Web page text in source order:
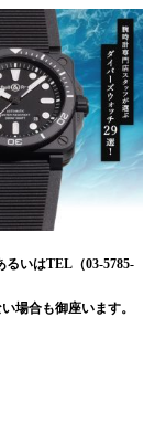
るいはTEL（03-5785-
場合も御座います。